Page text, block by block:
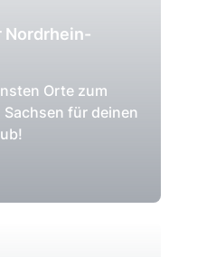
Nordrhein-
Orte zum
Sachsen für deinen